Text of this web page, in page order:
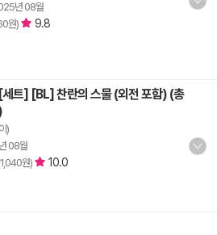
년 08월
원) 9.8
트] [BL] 찬란의 스물 (외전 포함) (총
)
08월
원) 10.0